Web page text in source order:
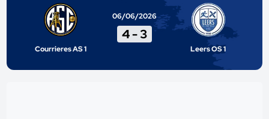
Courrieres AS 1
06/06/2026
4-3
Leers OS 1